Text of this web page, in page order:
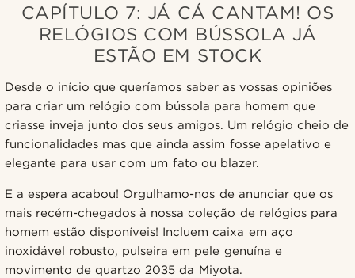
CAPÍTULO 7: JÁ CÁ CANTAM! OS
RELÓGIOS COM BÚSSOLA JÁ
ESTÃO EM STOCK
Desde o início que queríamos saber as vossas opiniões
para criar um relógio com bússola para homem que
criasse inveja junto dos seus amigos. Um relógio cheio de
funcionalidades mas que ainda assim fosse apelativo e
elegante para usar com um fato ou blazer.
E a espera acabou! Orgulhamo-nos de anunciar que os
mais recém-chegados à nossa coleção de relógios para
homem estão disponíveis! Incluem caixa em aço
inoxidável robusto, pulseira em pele genuína e
movimento de quartzo 2035 da Miyota.